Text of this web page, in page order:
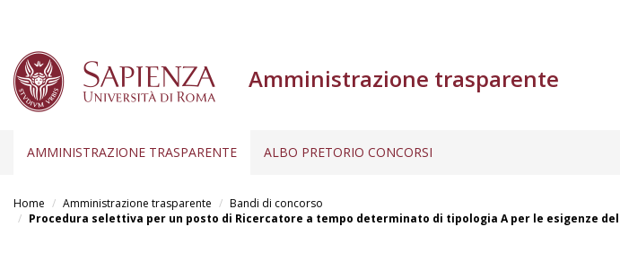
contenuto
Amministrazione trasparente
AMMINISTRAZIONE TRASPARENTE ALBO PRETORIO CONCORSI
Home Amministrazione trasparente
Bandi di concorso
Procedura selettiva per un posto di Ricercatore a tempo determinato di tipologia A per le esigenze del